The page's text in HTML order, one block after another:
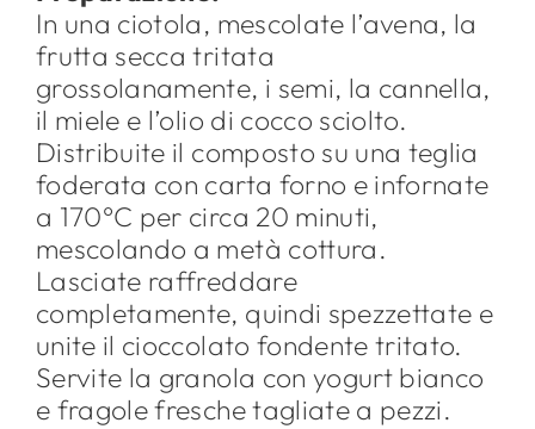
In una ciotola, mescolate l’avena, la
frutta secca tritata
grossolanamente, i semi, la cannella,
il miele e l’olio di cocco sciolto.
Distribuite il composto su una teglia
foderata con carta forno e infornate
a 170°C per circa 20 minuti,
mescolando a metà cottura.
Lasciate raffreddare
completamente, quindi spezzettate e
unite il cioccolato fondente tritato.
Servite la granola con yogurt bianco
e fragole fresche tagliate a pezzi.